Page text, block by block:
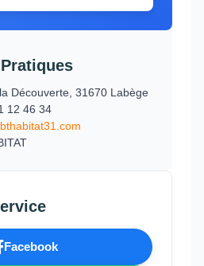
Découverte, 31670 Labège
12 46 34
Facebook